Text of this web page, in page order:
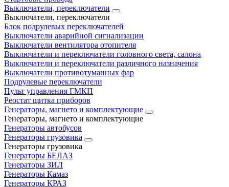
Выключатели, переключатели
Выключатели, переключатели
Блок подрулевых переключателей
Выключатели аварийной сигнализации
Выключатели вентилятора отопителя
Выключатели и переключатели головного света, салона
Выключатели и переключатели различного назначения
Выключатели противотуманных фар
Подрулевые переключатели
Пульт управления ГМКП
Реостат щитка приборов
Генераторы, магнето и комплектующие
Генераторы, магнето и комплектующие
Генераторы автобусов
Генераторы грузовика
Генераторы грузовика
Генераторы БЕЛАЗ
Генераторы ЗИЛ
Генераторы Камаз
Генераторы КРАЗ